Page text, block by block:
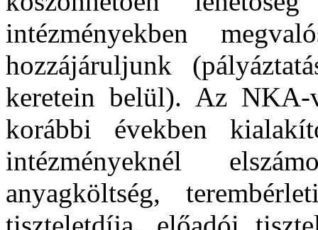
intézményekben
hozzájáruljunk
keretein belül). Az NKA-
korábbi években
intézményeknél
anyagköltség,